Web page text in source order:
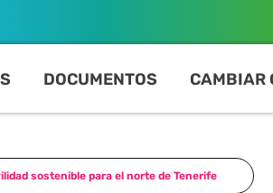
DOCUMENTOS CAMBIAR
sostenible para el norte de Tenerife